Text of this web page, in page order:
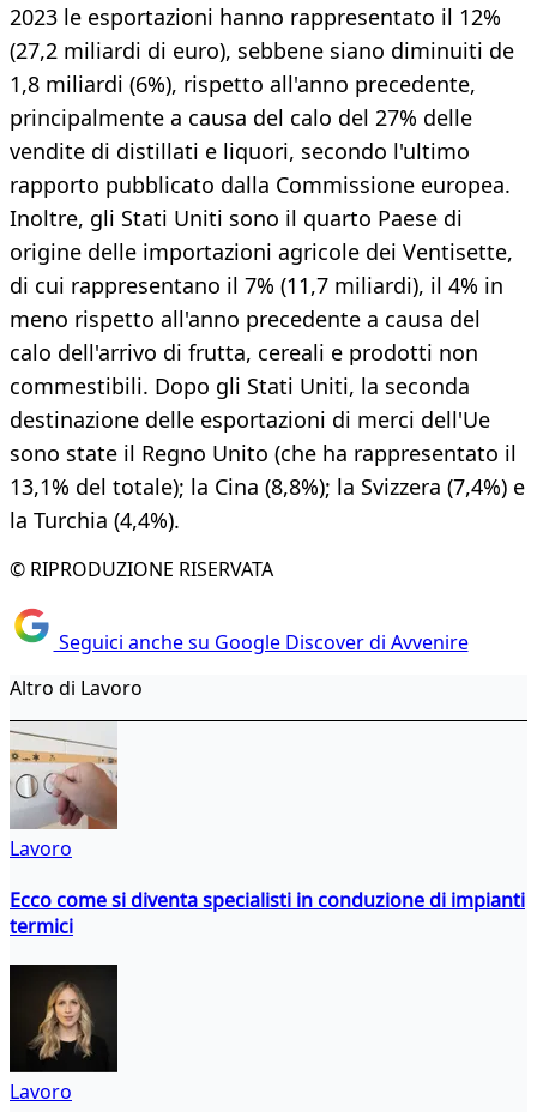
2023 le esportazioni hanno rappresentato il 12%
(27,2 miliardi di euro), sebbene siano diminuiti de
1,8 miliardi (6%), rispetto all'anno precedente,
principalmente a causa del calo del 27% delle
vendite di distillati e liquori, secondo l'ultimo
rapporto pubblicato dalla Commissione europea.
Inoltre, gli Stati Uniti sono il quarto Paese di
origine delle importazioni agricole dei Ventisette,
di cui rappresentano il 7% (11,7 miliardi), il 4% in
meno rispetto all'anno precedente a causa del
calo dell'arrivo di frutta, cereali e prodotti non
commestibili. Dopo gli Stati Uniti, la seconda
destinazione delle esportazioni di merci dell'Ue
sono state il Regno Unito (che ha rappresentato il
13,1% del totale); la Cina (8,8%); la Svizzera (7,4%) e
la Turchia (4,4%).
© RIPRODUZIONE RISERVATA
Seguici anche su Google Discover di Avvenire
Altro di Lavoro
Lavoro
Ecco come si diventa specialisti in conduzione di impianti
termici
Lavoro